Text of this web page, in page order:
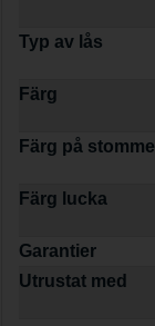
Typ av lås
Färg
Färg på stomme
Färg lucka
Garantier
Utrustat med